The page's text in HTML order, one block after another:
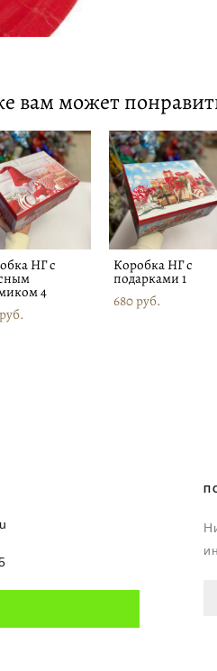
вам может
НГ с
4
Коробка НГ с
подарками 1
680 pуб.